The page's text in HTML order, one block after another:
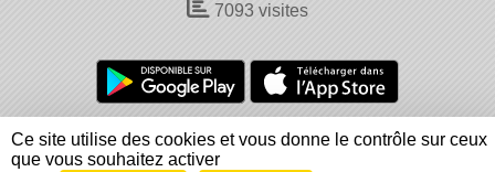
7093 visites
Charte cookies
Gestion des cookies
Informations légales
Signaler un contenu inapproprié
Ce site utilise des cookies et vous donne le contrôle sur ceux
que vous souhaitez activer